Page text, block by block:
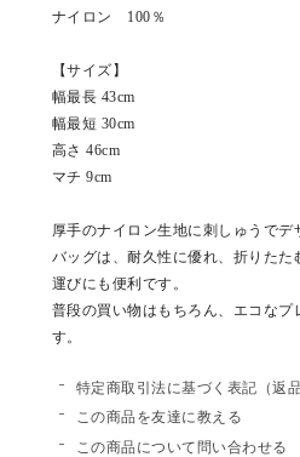
ナイロン 100％
【サイズ】
幅最長 43cm
幅最短 30cm
高さ 46cm
マチ 9cm
厚手のナイロン生地に刺しゅうで
バッグは、耐久性に優れ、折りた
運びにも便利です。
普段の買い物はもちろん、エコな
す。
特定商取引法に基づく表記（返品
この商品を友達に教える
この商品について問い合わせる